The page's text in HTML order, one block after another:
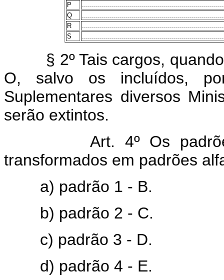
P
Q
R
S
§ 2º Tais cargos, quando
O, salvo os incluídos,
Suplementares diversos
serão extintos.
Art. 4º Os
transformados em padrões
a) padrão 1 - B.
b) padrão 2 - C.
c) padrão 3 - D.
d) padrão 4 - E.